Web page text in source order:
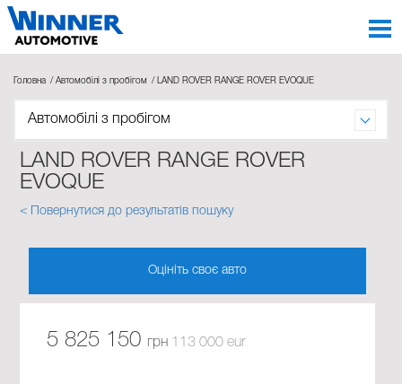
Головна Автомобілі з пробігом LAND ROVER RANGE ROVER EVOQUE
Автомобілі з пробігом
LAND ROVER RANGE ROVER
EVOQUE
< Повернутися до результатів пошуку
Оцініть своє авто
5 825 150 грн 113 000 eur